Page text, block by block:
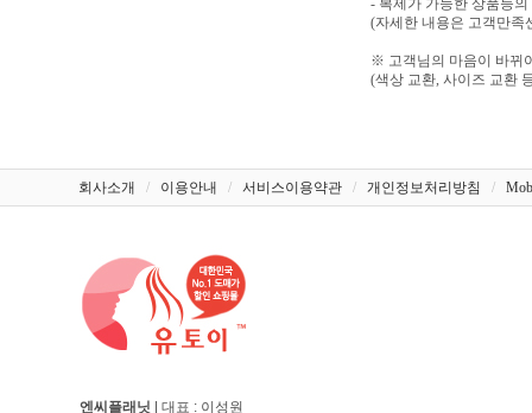
- 복제가 가능한 상품등
(자세한 내용은 고객만족
※ 고객님의 마음이 바뀌
(색상 교환, 사이즈 교환
회사소개 / 이용안내 / 서비스이용약관 / 개인정보처리방침 /
엔씨플래닛 | 대표 : 이성원